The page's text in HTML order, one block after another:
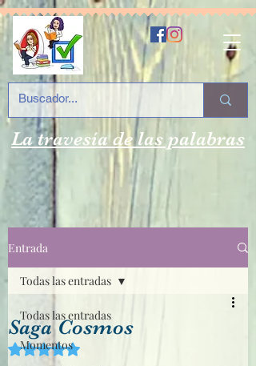
La travesía de las palabras
Entrada
Todas las entradas
Momentos
Todas las entradas
Saga Cosmos
Obtuvo NaN de 5 estrellas.